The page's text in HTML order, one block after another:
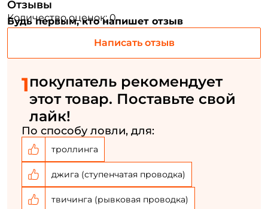
Отзывы
Количество оценок: 0
Будь первым, кто напишет отзыв
Написать отзыв
1покупатель рекомендует
этот товар. Поставьте свой
лайк!
По способу ловли, для:
троллинга
джига (ступенчатая проводка)
твичинга (рывковая проводка)
ФИО: *
Номер телефона: *
Придумайте пароль: *
Повторите пароль: *
Заполняя данную форму вы соглашаетесь на обработку
персональных данных